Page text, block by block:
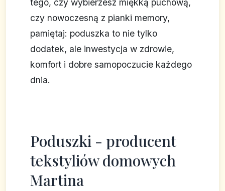
tego, czy wybierzesz miękką puchową,
czy nowoczesną z pianki memory,
pamiętaj: poduszka to nie tylko
dodatek, ale inwestycja w zdrowie,
komfort i dobre samopoczucie każdego
dnia.
Poduszki - producent
tekstyliów domowych
Martina